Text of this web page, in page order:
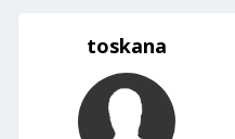
toskana